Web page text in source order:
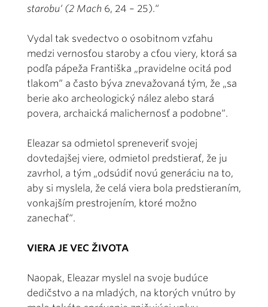
starobu‘ (2 Mach 6, 24 – 25).“
Vydal tak svedectvo o osobitnom vzťahu
medzi vernosťou staroby a cťou viery, ktorá sa
podľa pápeža Františka „pravidelne ocitá pod
tlakom“ a často býva znevažovaná tým, že „sa
berie ako archeologický nález alebo stará
povera, archaická malichernosť a podobne“.
Eleazar sa odmietol spreneveriť svojej
dovtedajšej viere, odmietol predstierať, že ju
zavrhol, a tým „odsúdiť novú generáciu na to,
aby si myslela, že celá viera bola predstieraním,
vonkajším prestrojením, ktoré možno
zanechať“.
VIERA JE VEC ŽIVOTA
Naopak, Eleazar myslel na svoje budúce
dedičstvo a na mladých, na ktorých vnútro by